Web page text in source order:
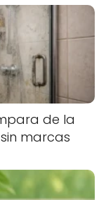
de la
marcas